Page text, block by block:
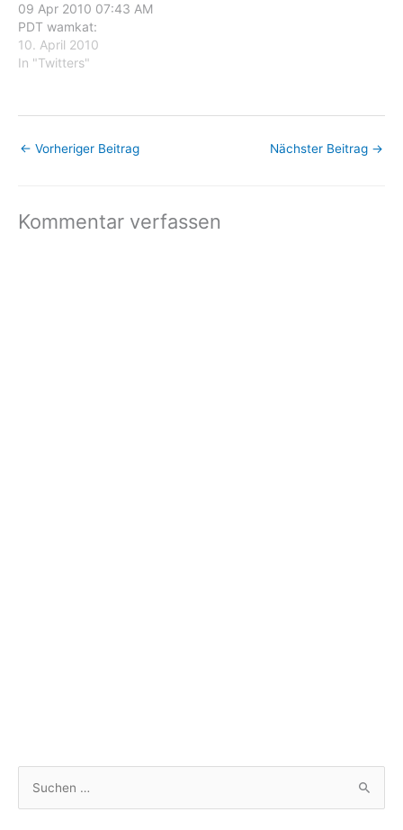
USA 60610
09 Apr 2010 07:43 AM
PDT wamkat:
http://ping.fm/p/iiTpD - Es
hängt wieder !!! You are
wamkat To stop receiving
unsubscribe now. Email
10. April 2010
In "Twitters"
← Vorheriger Beitrag Nächster Beitrag →
Kommentar verfassen